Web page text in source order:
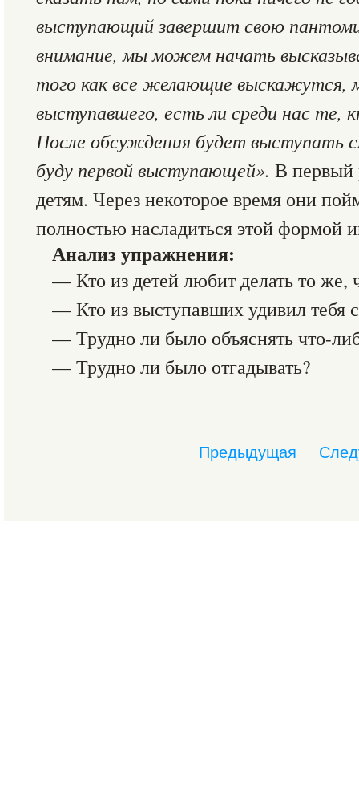
выступающий завершит свою
внимание, мы можем начать
того как все желающие
выступавшего, есть ли среди нас те,
После обсуждения будет выступать
буду первой выступающей». В первый
детям. Через некоторое время они
полностью насладиться этой формой
Анализ упражнения:
— Кто из детей любит делать то же,
— Кто из выступавших удивил тебя
— Трудно ли было объяснять что-
— Трудно ли было отгадывать?
Предыдущая